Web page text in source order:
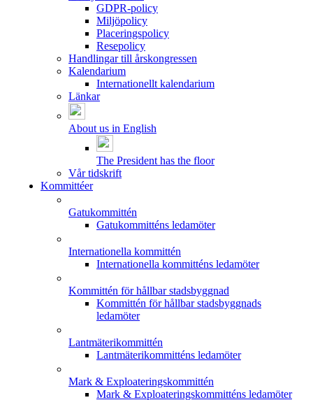
GDPR-policy
Miljöpolicy
Placeringspolicy
Resepolicy
Handlingar till årskongressen
Kalendarium
Internationellt kalendarium
Länkar
About us in English
The President has the floor
Vår tidskrift
Kommittéer
Gatukommittén
Gatukommitténs ledamöter
Internationella kommittén
Internationella kommitténs ledamöter
Kommittén för hållbar stadsbyggnad
Kommittén för hållbar stadsbyggnads
ledamöter
Lantmäterikommittén
Lantmäterikommitténs ledamöter
Mark & Exploateringskommittén
Mark & Exploateringskommitténs ledamöter